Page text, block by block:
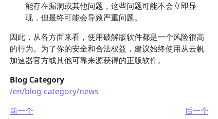
能存在漏洞或其他问题，这些问题可能不会立即显
现，但最终可能会导致严重问题。
因此，从各方面来看，使用破解版软件都是一个风险很高
的行为。为了你的安全和合法权益，建议始终使用从云帆
加速器官方或其他可靠来源获得的正版软件。
Blog Category
/en/blog-category/news
前一个
后一个